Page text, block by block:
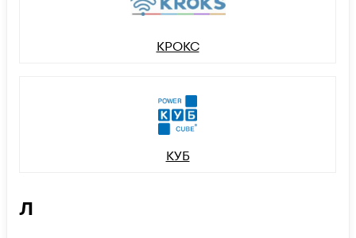
КРОКС
КУБ
Л